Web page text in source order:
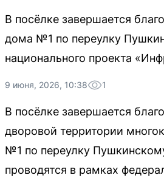
В посёлке завершается
дома №1 по переулку
национального проекта
9 июня, 2026, 10:38 1
В посёлке завершается
дворовой территории
№1 по переулку
проводятся в рамках